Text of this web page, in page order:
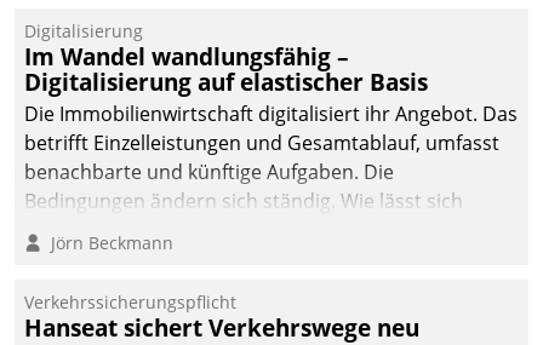
Digitalisierung
Im Wandel wandlungsfähig –
Digitalisierung auf elastischer Basis
Die Immobilienwirtschaft digitalisiert ihr Angebot. Das
betrifft Einzelleistungen und Gesamtablauf, umfasst
benachbarte und künftige Aufgaben. Die
Bedingungen ändern sich ständig. Wie lässt sich
technisch die Kontrolle wahren und zugleich Freiraum
fürs Wachsen öffnen?
Jörn Beckmann
Verkehrssicherungspflicht
Hanseat sichert Verkehrswege neu